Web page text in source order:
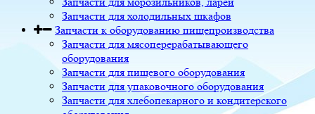
Запчасти для холодильных шкафов
Запчасти к оборудованию пищепроизводства
Запчасти для мясоперерабатывающего
оборудования
Запчасти для пищевого оборудования
Запчасти для упаковочного оборудования
Запчасти для хлебопекарного и кондитерского